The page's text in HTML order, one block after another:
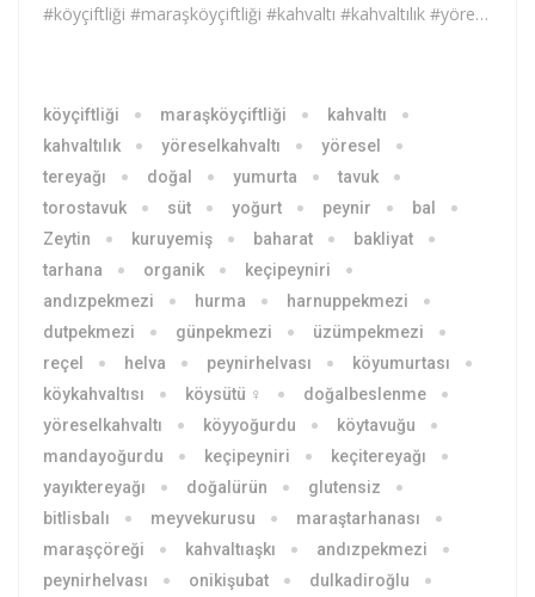
#köyçiftliği #maraşköyçiftliği #kahvaltı #kahvaltılık #yöreselkahvaltı #yöresel #tereyağı #doğal #yumurta #tavuk #süt #yoğurt #peynir #bal #Zeytin #kuruyemiş #baharat #bakliyat #tarhana #organik #köyyumurtası #köytavuğu #keçipeyniri #maraş #hurmapekmezi
köyçiftliği maraşköyçiftliği
kahvaltı
kahvaltılık
yöreselkahvaltı
yöresel
tereyağı
doğal yumurta
tavuk
torostavuk
süt yoğurt peynir
bal
Zeytin
kuruyemiş baharat
bakliyat
tarhana
organik
keçipeyniri
andızpekmezi
hurma
harnuppekmezi
dutpekmezi
günpekmezi
üzümpekmezi
reçel
helva peynirhelvası
köyumurtası
köykahvaltısı
köysütü ♀
doğalbeslenme
yöreselkahvaltı
köyyoğurdu
köytavuğu
mandayoğurdu
keçipeyniri
keçitereyağı
yayıktereyağı
doğalürün
glutensiz
bitlisbalı
meyvekurusu
maraştarhanası
maraşçöreği
kahvaltıaşkı
andızpekmezi
peynirhelvası
onikişubat dulkadiroğlu